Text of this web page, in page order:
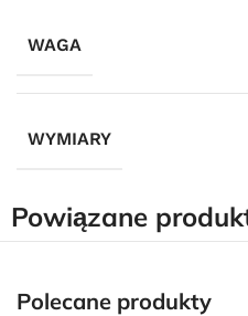
WAGA
WYMIARY
Powiązane
Polecane produkty